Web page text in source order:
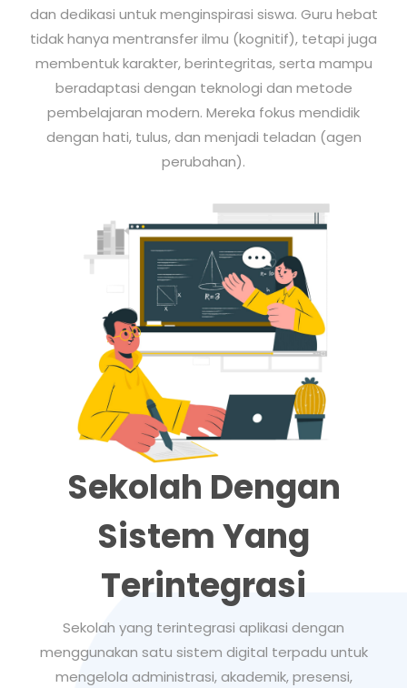
dan dedikasi untuk menginspirasi siswa. Guru hebat
tidak hanya mentransfer ilmu (kognitif), tetapi juga
membentuk karakter, berintegritas, serta mampu
beradaptasi dengan teknologi dan metode
pembelajaran modern. Mereka fokus mendidik
dengan hati, tulus, dan menjadi teladan (agen
perubahan).
Sekolah Dengan
Sistem Yang
Terintegrasi
Sekolah yang terintegrasi aplikasi dengan
menggunakan satu sistem digital terpadu untuk
mengelola administrasi, akademik, presensi,